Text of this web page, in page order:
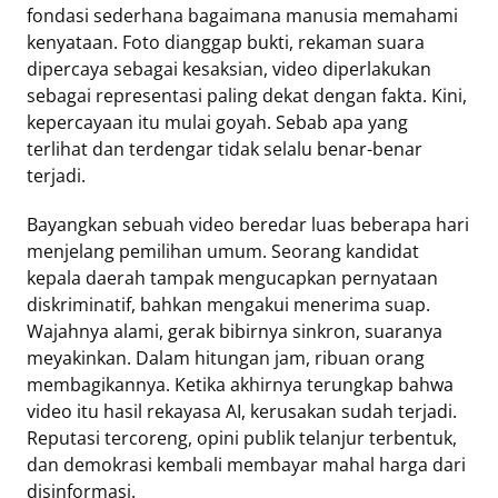
fondasi sederhana bagaimana manusia memahami
kenyataan. Foto dianggap bukti, rekaman suara
dipercaya sebagai kesaksian, video diperlakukan
sebagai representasi paling dekat dengan fakta. Kini,
kepercayaan itu mulai goyah. Sebab apa yang
terlihat dan terdengar tidak selalu benar-benar
terjadi.
Bayangkan sebuah video beredar luas beberapa hari
menjelang pemilihan umum. Seorang kandidat
kepala daerah tampak mengucapkan pernyataan
diskriminatif, bahkan mengakui menerima suap.
Wajahnya alami, gerak bibirnya sinkron, suaranya
meyakinkan. Dalam hitungan jam, ribuan orang
membagikannya. Ketika akhirnya terungkap bahwa
video itu hasil rekayasa AI, kerusakan sudah terjadi.
Reputasi tercoreng, opini publik telanjur terbentuk,
dan demokrasi kembali membayar mahal harga dari
disinformasi.
Eduaksi
Info
Terkini
Network
Republika
Republika
ID
ihram.republika.co.id
rejabar.republika.co.id
repjogja.republika.co.id
Republika
IQRA